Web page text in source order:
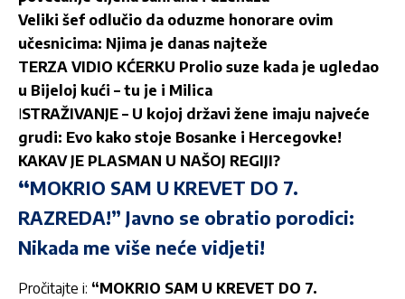
Veliki šef odlučio da oduzme honorare ovim
učesnicima: Njima je danas najteže
TERZA VIDIO KĆERKU Prolio suze kada je ugledao
u Bijeloj kući – tu je i Milica
ISTRAŽIVANJE – U kojoj državi žene imaju najveće
grudi: Evo kako stoje Bosanke i Hercegovke!
KAKAV JE PLASMAN U NAŠOJ REGIJI?
“MOKRIO SAM U KREVET DO 7.
RAZREDA!” Javno se obratio porodici:
Nikada me više neće vidjeti!
Pročitajte i: “MOKRIO SAM U KREVET DO 7.